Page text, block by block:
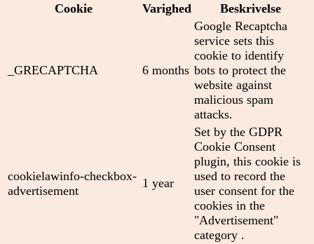
Cookie
Varighed Beskrivelse
_GRECAPTCHA 6 months
Google Recaptcha
service sets this
cookie to identify
bots to protect the
website against
malicious spam
attacks.
cookielawinfo-checkbox-
advertisement
1 year
Set by the GDPR
Cookie Consent
plugin, this cookie is
used to record the
user consent for the
cookies in the
"Advertisement"
category .